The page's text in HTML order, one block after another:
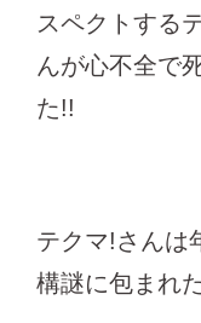
スペクトする
んが心不全で
た!!
テクマ!さんは
構謎に包まれ